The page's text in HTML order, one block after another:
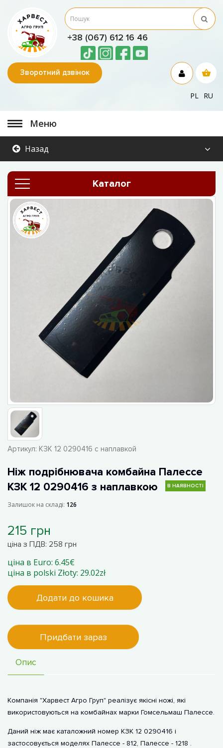
+38 (067) 612 16 46
Зворотний дзвінок
PL RU
Меню
Назад
Каталог
Артикул: КЗК 12 0290416 с наплавкой
Ніж подрібнювача комбайна Палессе
КЗК 12 0290416 з наплавкою
В НАЯВНОСТІ
Залишок на складі: 126
215 грн
ціна з ПДВ: 258 грн
ціна в Euro: 6.45€
ціна в polski Złoty: 29.02zł
Додати до кошика
Придбати зараз
Опис
Компанія "Харвест Агро Груп" реалізує якісні ножі, які
використовуються на комбайнах марки Гомсельмаш Палессе.
Даний ніж має каталожний номер КЗК 12 0290416 і
застосовується моделях Палессе - 812, Палессе - 1218 .